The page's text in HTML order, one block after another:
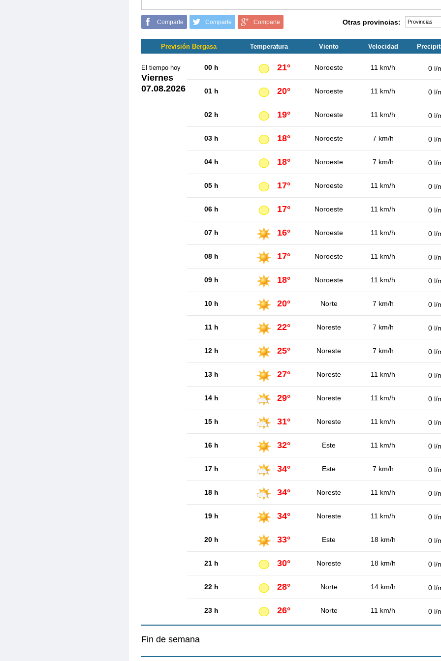
Comparte Comparte Comparte Otras provincias:
Previsión Bergasa Temperatura Viento Velocidad
El tiempo hoy
Viernes
07.08.2026
00 h 21° Noroeste 11 km/h 0 l/
01 h 20° Noroeste 11 km/h 0 l/
02 h 19° Noroeste 11 km/h 0 l/
03 h 18° Noroeste 7 km/h 0 l/
04 h 18° Noroeste 7 km/h 0 l/
05 h 17° Noroeste 11 km/h 0 l/
06 h 17° Noroeste 11 km/h 0 l/
07 h 16° Noroeste 11 km/h 0 l/
08 h 17° Noroeste 11 km/h 0 l/
09 h 18° Noroeste 11 km/h 0 l/
10 h 20° Norte 7 km/h 0 l/
11 h 22° Noreste 7 km/h 0 l/
12 h 25° Noreste 7 km/h 0 l/
13 h 27° Noreste 11 km/h 0 l/
14 h 29° Noreste 11 km/h 0 l/
15 h 31° Noreste 11 km/h 0 l/
16 h 32° Este 11 km/h 0 l/
17 h 34° Este 7 km/h 0 l/
18 h 34° Noreste 11 km/h 0 l/
19 h 34° Noreste 11 km/h 0 l/
20 h 33° Este 18 km/h 0 l/
21 h 30° Noreste 18 km/h 0 l/
22 h 28° Norte 14 km/h 0 l/
23 h 26° Norte 11 km/h 0 l/
Fin de semana